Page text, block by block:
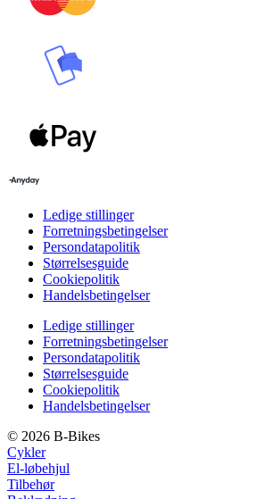
Ledige stillinger
Forretningsbetingelser
Persondatapolitik
Størrelsesguide
Cookiepolitik
Handelsbetingelser
Ledige stillinger
Forretningsbetingelser
Persondatapolitik
Størrelsesguide
Cookiepolitik
Handelsbetingelser
© 2026 B-Bikes
Cykler
El-løbehjul
Tilbehør